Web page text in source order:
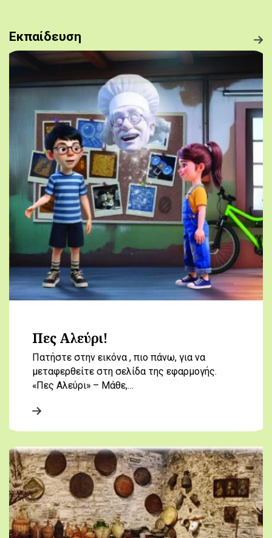
Εκπαίδευση
Πες Αλεύρι!
Πατήστε στην εικόνα , πιο πάνω, για να
μεταφερθείτε στη σελίδα της εφαρμογής.
«Πες Αλεύρι» – Μάθε,…